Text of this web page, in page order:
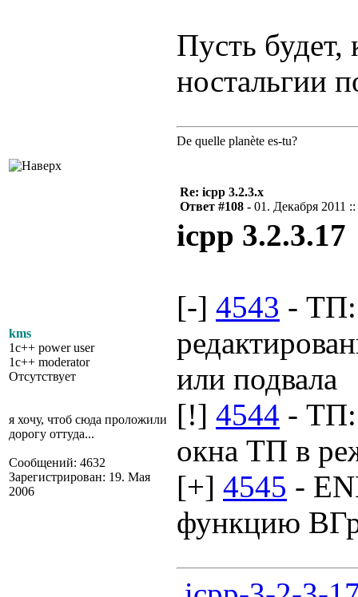
Пусть
ностальгии
De quelle planète es-tu?
kms
1c++ power user
1c++ moderator
Отсутствует
я хочу, чтоб сюда проложили
дорогу оттуда...
Сообщений: 4632
Зарегистрирован: 19. Мая
2006
Re: icpp 3.2.3.x
Ответ #108 - 01. Декабря 2011
icpp 3.2.3.17
[-] 4543 - ТП:
или подвала
[!] 4544 - ТП:
окна ТП в
[+] 4545 -
функцию